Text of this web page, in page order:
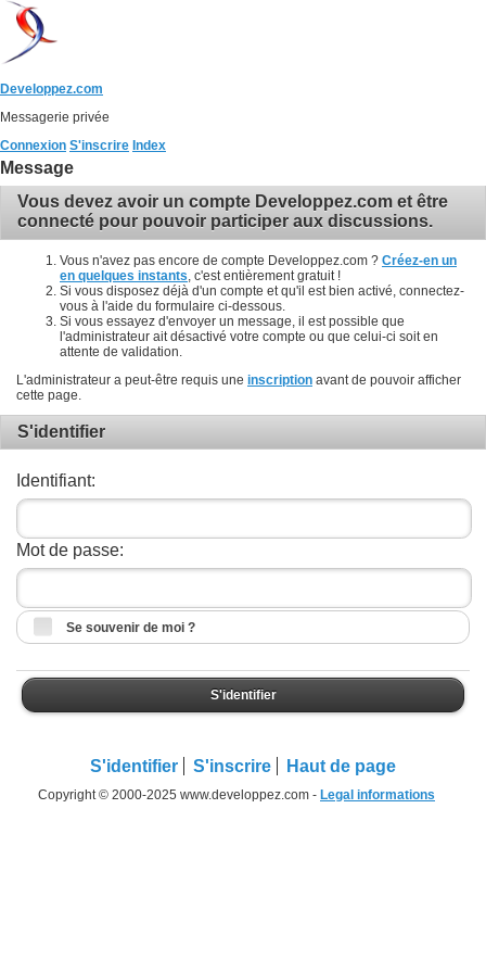
Developpez.com
Messagerie privée
Connexion S'inscrire Index
Message
Vous devez avoir un compte Developpez.com et être
connecté pour pouvoir participer aux discussions.
Vous n'avez pas encore de compte Developpez.com ? Créez-en un
en quelques instants , c'est entièrement gratuit !
Si vous disposez déjà d'un compte et qu'il est bien activé, connectez-
vous à l'aide du formulaire ci-dessous.
Si vous essayez d'envoyer un message, il est possible que
l'administrateur ait désactivé votre compte ou que celui-ci soit en
attente de validation.
L'administrateur a peut-être requis une inscription avant de pouvoir afficher
cette page.
S'identifier
Identifiant:
Mot de passe:
Se souvenir de moi ?
S'identifier
S'identifier S'inscrire Haut de page
Copyright © 2000-2025 www.developpez.com - Legal informations